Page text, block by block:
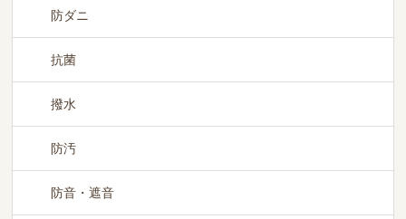
防ダニ
抗菌
撥水
防汚
防音・遮音